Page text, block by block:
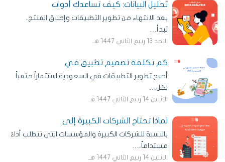
تحليل البيانات: كيف تساعدك أدوات
بعد الانتهاء من تطوير التطبيقات وإطلاق المنتج،
تبدأ…
الاحد 13 ربيع الثاني 1447 هـ
كم تكلفة تصميم تطبيق في
أصبح تطوير التطبيقات في السعودية استثماراً حتمياً
لكل…
الاثنين 14 ربيع الثاني 1447 هـ
لماذا تحتاج الشركات الكبيرة إلى
بالنسبة للشركات الكبيرة والمؤسسات التي تتطلب أداءً
مستداماً،…
الاثنين 14 ربيع الثاني 1447 هـ